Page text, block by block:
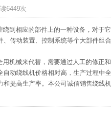
6449次
到相应的部件上的一种设备，对于
传动装置、控制系统等个大部件组
机械来代替，需要通过人工的修正
动绕线机价格相对高，生产过程中
提高生产率。本公司诚信销售绕线